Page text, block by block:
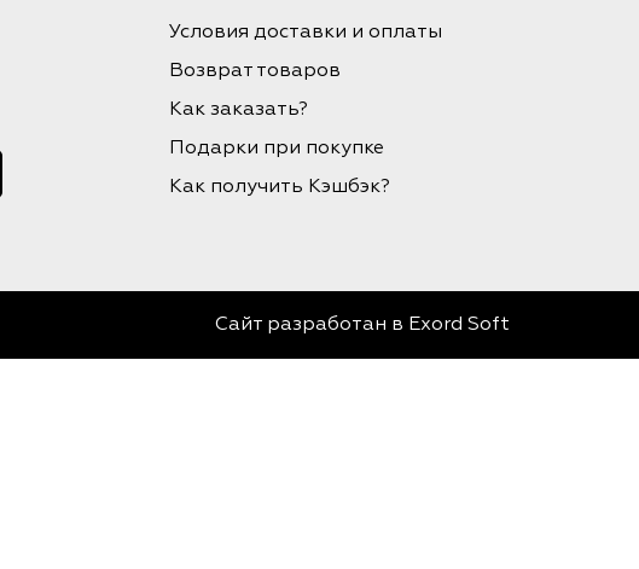
Условия доставки и оплаты
Возврат товаров
Как заказать?
Подарки при покупке
Как получить Кэшбэк?
Сайт разработан в Exord Soft